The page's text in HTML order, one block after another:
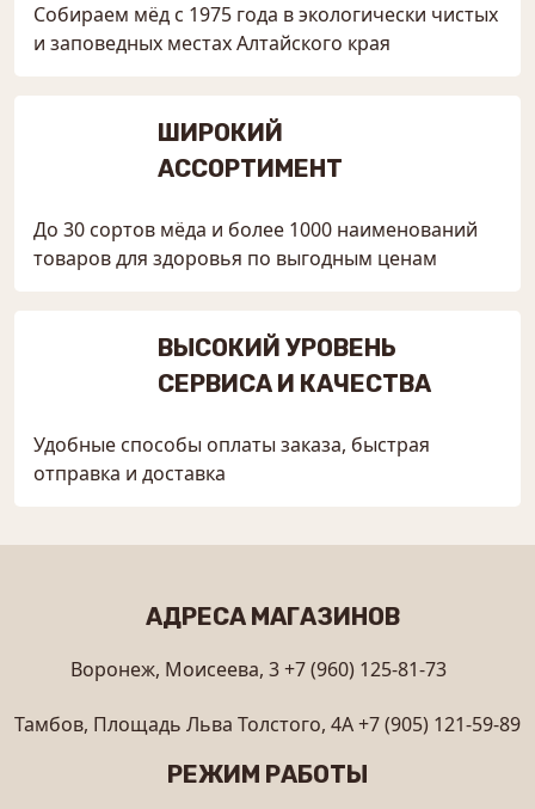
Собираем мёд с 1975 года в экологически чистых
и заповедных местах Алтайского края
ШИРОКИЙ
АССОРТИМЕНТ
До 30 сортов мёда и более 1000 наименований
товаров для здоровья по выгодным ценам
ВЫСОКИЙ УРОВЕНЬ
СЕРВИСА И КАЧЕСТВА
Удобные способы оплаты заказа, быстрая
отправка и доставка
АДРЕСА МАГАЗИНОВ
Воронеж, Моисеева, 3+7 (960) 125-81-73
Тамбов, Площадь Льва Толстого, 4А+7 (905) 121-59-89
РЕЖИМ РАБОТЫ